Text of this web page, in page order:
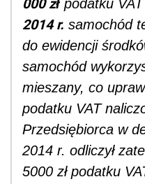
podatku
2014 r. samochód
do ewidencji
samochód
mieszany, co
podatku VAT
Przedsiębiorca w
2014 r. odliczył
5000 zł podatku